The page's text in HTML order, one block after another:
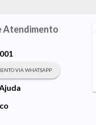
Atendimento
VIA WHATSAPP